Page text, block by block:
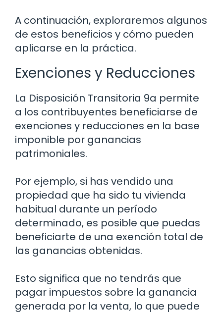
A continuación, exploraremos algunos
de estos beneficios y cómo pueden
aplicarse en la práctica.
Exenciones y Reducciones
La Disposición Transitoria 9a permite
a los contribuyentes beneficiarse de
exenciones y reducciones en la base
imponible por ganancias
patrimoniales.
Por ejemplo, si has vendido una
propiedad que ha sido tu vivienda
habitual durante un período
determinado, es posible que puedas
beneficiarte de una exención total de
las ganancias obtenidas.
Esto significa que no tendrás que
pagar impuestos sobre la ganancia
generada por la venta, lo que puede